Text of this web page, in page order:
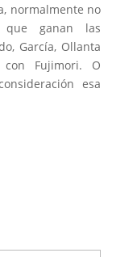
normalmente no
que ganan las
García, Ollanta
Fujimori. O
esa